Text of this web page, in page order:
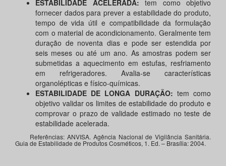
ESTABILIDADE ACELERADA: tem como objetivo
fornecer dados para prever a estabilidade do produto,
tempo de vida útil e compatibilidade da formulação
com o material de acondicionamento. Geralmente tem
duração de noventa dias e pode ser estendida por
seis meses ou até um ano. As amostras podem ser
submetidas a aquecimento em estufas, resfriamento
em refrigeradores. Avalia-se características
organolépticas e físico-químicas.
ESTABILIDADE DE LONGA DURAÇÃO: tem como
objetivo validar os limites de estabilidade do produto e
comprovar o prazo de validade estimado no teste de
estabilidade acelerada.
Referências: ANVISA. Agência Nacional de Vigilância Sanitária.
Guia de Estabilidade de Produtos Cosméticos, 1. Ed. – Brasília: 2004.